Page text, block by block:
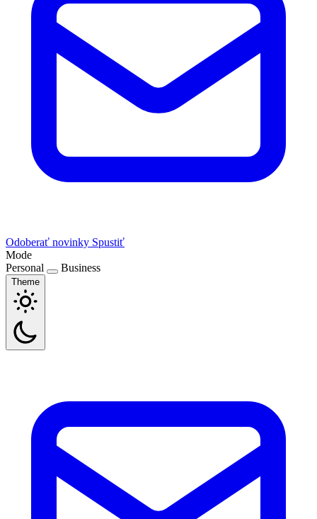
Odoberať novinky Spustiť
Mode
Personal
Business
Theme